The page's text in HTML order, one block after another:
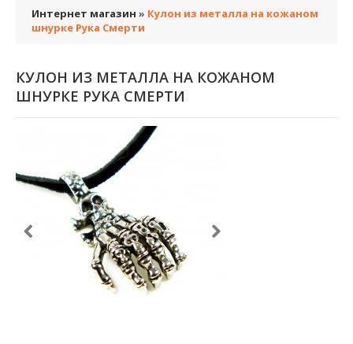
Интернет магазин » Кулон из металла на кожаном
шнурке Рука Смерти
КУЛОН ИЗ МЕТАЛЛА НА КОЖАНОМ
ШНУРКЕ РУКА СМЕРТИ